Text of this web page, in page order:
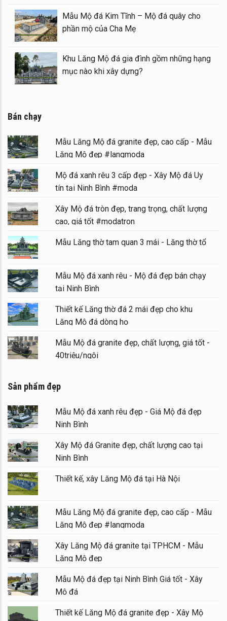
1 mái đẹp – Long đình đá
thờ đá) tại khu Lăng
Mẫu Mộ đá Kim
Khu Lăng Mộ đá
Bán chạy
Mẫu Lăng Mộ đá granite đẹp, cao cấp - Mẫu
Lăng Mộ đẹp #langmoda
Mộ đá xanh rêu 3 cấp đẹp - Xây Mộ đá Uy
tín tại Ninh Bình #moda
Xây Mộ đá tròn đẹp, trang trọng, chất lượng
cao, giá tốt #modatron
Mẫu Lăng thờ tam quan 3 mái - Lăng thờ tổ
Mẫu Mộ đá xanh rêu - Mộ đá đẹp bán chạy
tại Ninh Bình
Thiết kế Lăng thờ đá 2 mái đẹp cho khu
Lăng Mộ đá dòng họ
Mẫu Mộ đá granite đẹp, chất lượng, giá tốt -
40triệu/ngôi
Sản phẩm đẹp
Mẫu Mộ đá xanh rêu đẹp - Giá Mộ đá đẹp
Ninh Bình
Xây Mộ đá Granite đẹp, chất lượng cao tại
Ninh Bình
Thiết kế, xây Lăng Mộ đá tại Hà Nội
Mẫu Lăng Mộ đá granite đẹp, cao cấp - Mẫu
Lăng Mộ đẹp #langmoda
Xây Lăng Mộ đá granite tại TPHCM - Mẫu
Lăng Mộ đẹp
Mẫu Mộ đá đẹp tại Ninh Bình Giá tốt - Xây
Mộ đá
Thiết kế Lăng Mộ đá granite đẹp - Xây Mộ